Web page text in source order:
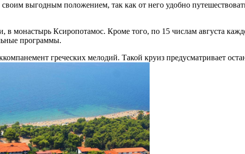
выгодным положением, так как от него удобно
монастырь Ксиропотамос. Кроме того, по 15 числам августа
программы.
греческих мелодий. Такой круиз предусматривает